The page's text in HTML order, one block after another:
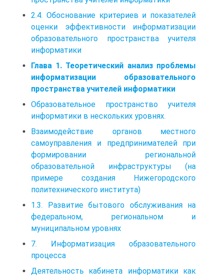
2.4. Обоснование критериев и показателей
оценки эффективности информатизации
образовательного пространства учителя
информатики
Глава 1. Теоретический анализ проблемы
информатизации образовательного
пространства учителей информатики
Образовательное пространство учителя
информатики в нескольких уровнях.
Взаимодействие органов местного
самоуправления и предпринимателей при
формировании региональной
образовательной инфраструктуры (на
примере создания Нижегородского
политехнического института)
1.3. Развитие бытового обслуживания на
федеральном, региональном и
муниципальном уровнях
7. Информатизация образовательного
процесса
Деятельность кабинета информатики как